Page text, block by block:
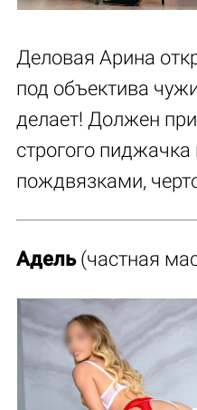
Деловая Арина
под объектива
делает! Должен
строгого пиджачка
пождвязками,
Адель(частная